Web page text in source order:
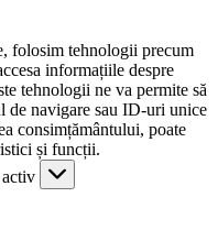
folosim tehnologii precum
informațiile despre
tehnologii ne va permite să
de navigare sau ID-uri unice
consimțământului, poate
și funcții.